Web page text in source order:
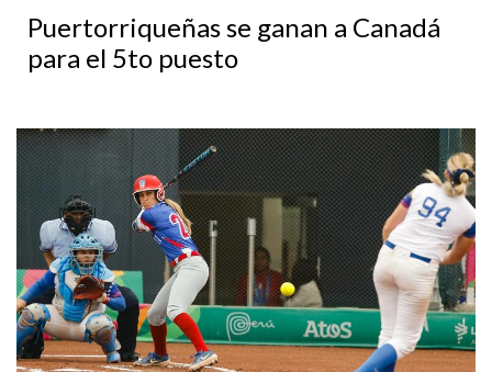
Puertorriqueñas se ganan a Canadá
para el 5to puesto